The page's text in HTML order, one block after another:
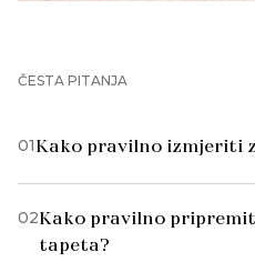
ČESTA PITANJA
01Kako pravilno izmjeriti
02Kako pravilno
tapeta?